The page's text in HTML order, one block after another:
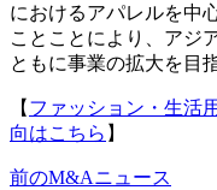
におけるアパレルを中
ことことにより、アジ
ともに事業の拡大を目
【 ファッション・生活
向はこちら 】
前のM&Aニュース